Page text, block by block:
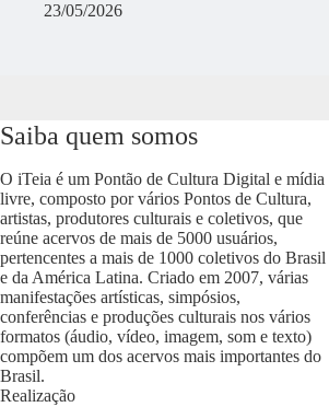
23/05/2026
Saiba quem somos
O iTeia é um Pontão de Cultura Digital e mídia
livre, composto por vários Pontos de Cultura,
artistas, produtores culturais e coletivos, que
reúne acervos de mais de 5000 usuários,
pertencentes a mais de 1000 coletivos do Brasil
e da América Latina. Criado em 2007, várias
manifestações artísticas, simpósios,
conferências e produções culturais nos vários
formatos (áudio, vídeo, imagem, som e texto)
compõem um dos acervos mais importantes do
Brasil.
Realização